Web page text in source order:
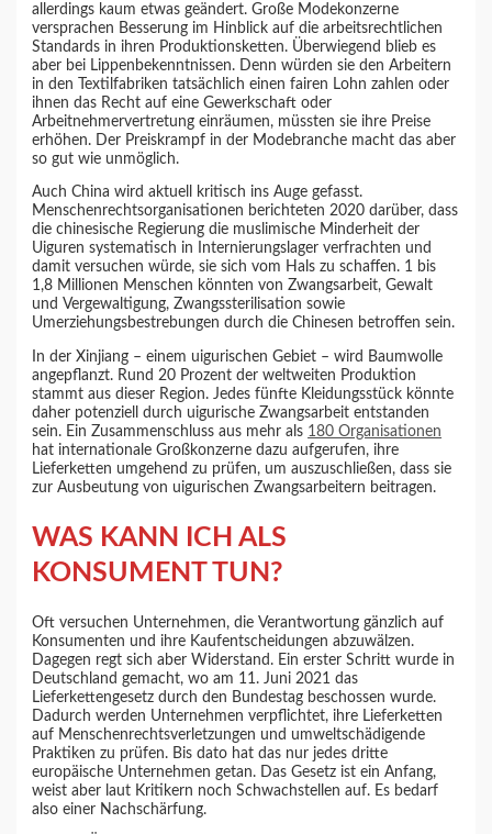
allerdings kaum etwas geändert. Große Modekonzerne
versprachen Besserung im Hinblick auf die arbeitsrechtlichen
Standards in ihren Produktionsketten. Überwiegend blieb es
aber bei Lippenbekenntnissen. Denn würden sie den Arbeitern
in den Textilfabriken tatsächlich einen fairen Lohn zahlen oder
ihnen das Recht auf eine Gewerkschaft oder
Arbeitnehmervertretung einräumen, müssten sie ihre Preise
erhöhen. Der Preiskrampf in der Modebranche macht das aber
so gut wie unmöglich.
Auch China wird aktuell kritisch ins Auge gefasst.
Menschenrechtsorganisationen berichteten 2020 darüber, dass
die chinesische Regierung die muslimische Minderheit der
Uiguren systematisch in Internierungslager verfrachten und
damit versuchen würde, sie sich vom Hals zu schaffen. 1 bis
1,8 Millionen Menschen könnten von Zwangsarbeit, Gewalt
und Vergewaltigung, Zwangssterilisation sowie
Umerziehungsbestrebungen durch die Chinesen betroffen sein.
In der Xinjiang – einem uigurischen Gebiet – wird Baumwolle
angepflanzt. Rund 20 Prozent der weltweiten Produktion
stammt aus dieser Region. Jedes fünfte Kleidungsstück könnte
daher potenziell durch uigurische Zwangsarbeit entstanden
sein. Ein Zusammenschluss aus mehr als 180 Organisationen
hat internationale Großkonzerne dazu aufgerufen, ihre
Lieferketten umgehend zu prüfen, um auszuschließen, dass sie
zur Ausbeutung von uigurischen Zwangsarbeitern beitragen.
WAS KANN ICH ALS
KONSUMENT TUN?
Oft versuchen Unternehmen, die Verantwortung gänzlich auf
Konsumenten und ihre Kaufentscheidungen abzuwälzen.
Dagegen regt sich aber Widerstand. Ein erster Schritt wurde in
Deutschland gemacht, wo am 11. Juni 2021 das
Lieferkettengesetz durch den Bundestag beschossen wurde.
Dadurch werden Unternehmen verpflichtet, ihre Lieferketten
auf Menschenrechtsverletzungen und umweltschädigende
Praktiken zu prüfen. Bis dato hat das nur jedes dritte
europäische Unternehmen getan. Das Gesetz ist ein Anfang,
weist aber laut Kritikern noch Schwachstellen auf. Es bedarf
also einer Nachschärfung.